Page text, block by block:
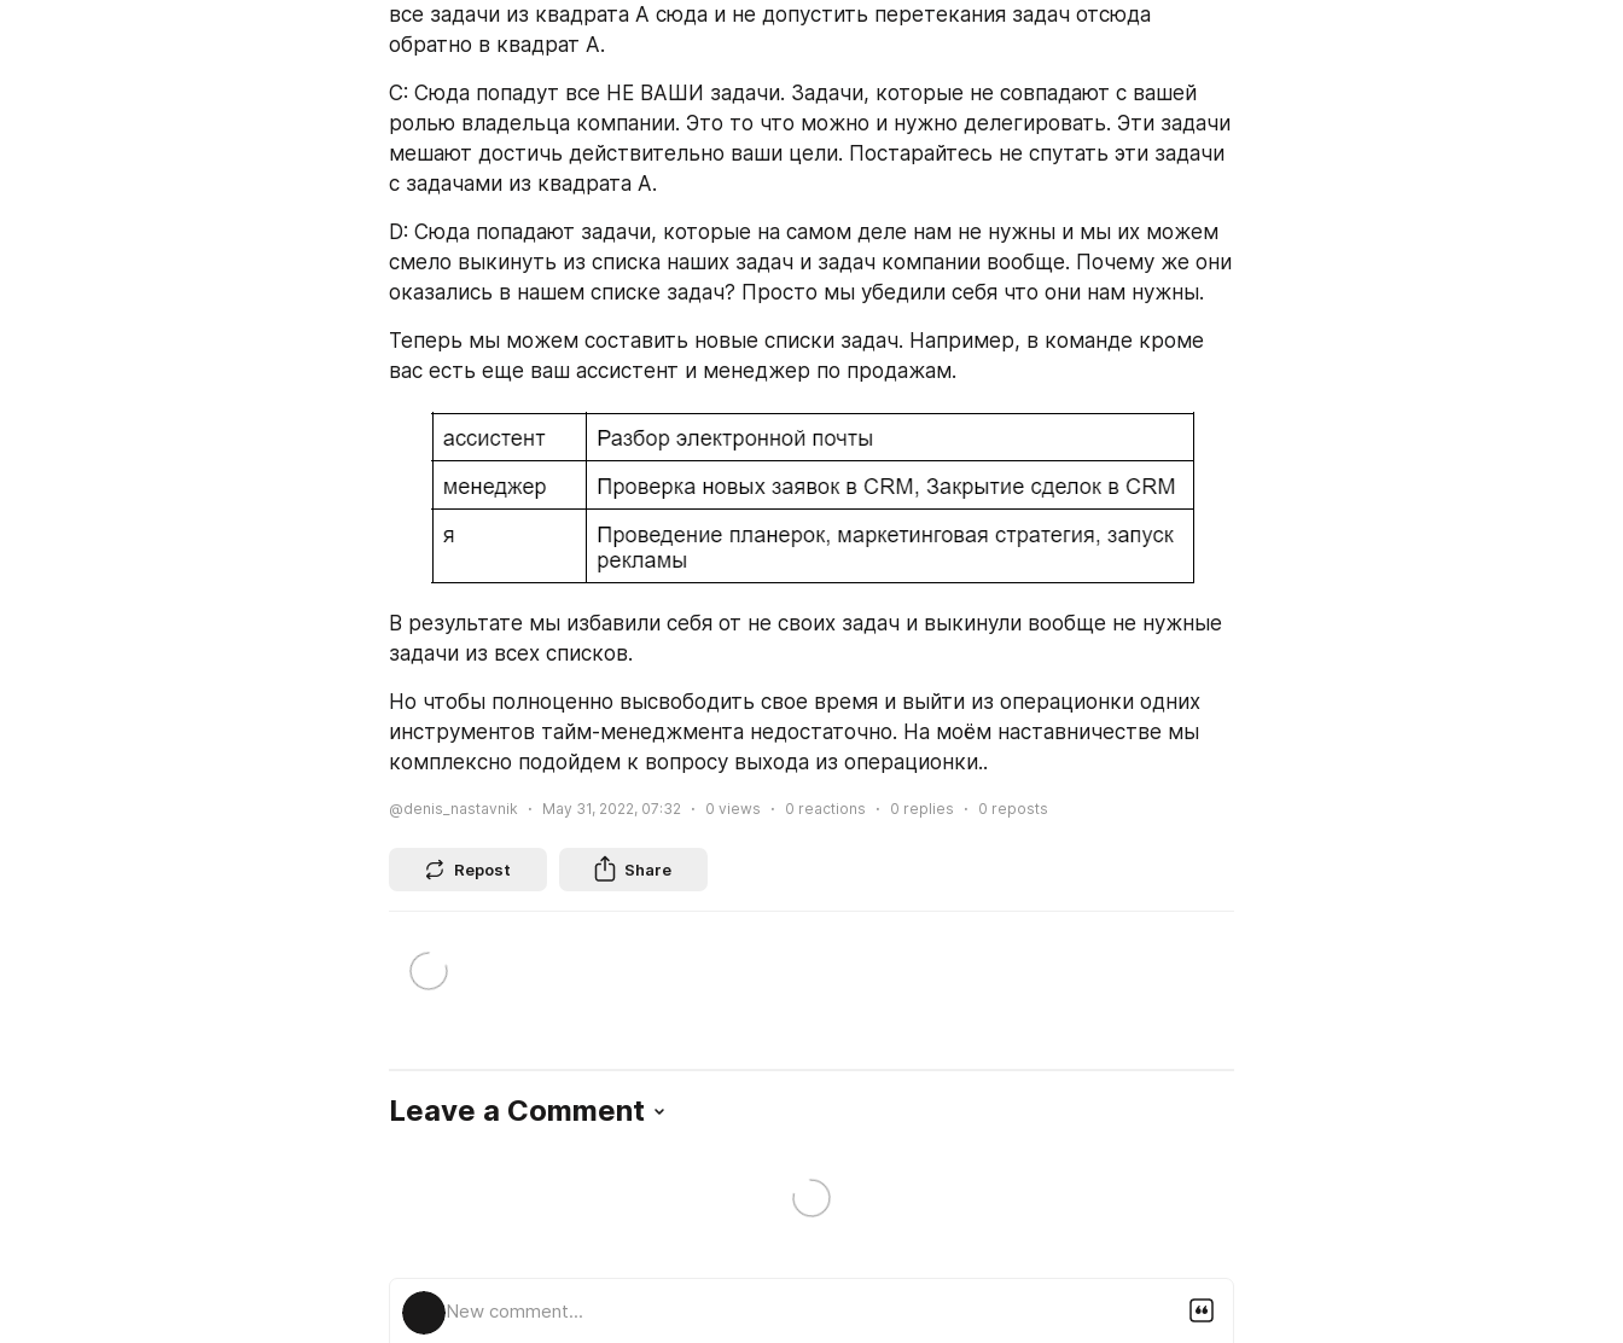
все задачи из квадрата A сюда и не допустить перетекания задач отсюда
обратно в квадрат A.
C: Сюда попадут все НЕ ВАШИ задачи. Задачи, которые не совпадают с вашей
ролью владельца компании. Это то что можно и нужно делегировать. Эти задачи
мешают достичь действительно ваши цели. Постарайтесь не спутать эти задачи
с задачами из квадрата A.
D: Сюда попадают задачи, которые на самом деле нам не нужны и мы их можем
смело выкинуть из списка наших задач и задач компании вообще. Почему же они
оказались в нашем списке задач? Просто мы убедили себя что они нам нужны.
Теперь мы можем составить новые списки задач. Например, в команде кроме
вас есть еще ваш ассистент и менеджер по продажам.
В результате мы избавили себя от не своих задач и выкинули вообще не нужные
задачи из всех списков.
Но чтобы полноценно высвободить свое время и выйти из операционки одних
инструментов тайм-менеджмента недостаточно. На моём наставничестве мы
комплексно подойдем к вопросу выхода из операционки..
@denis_nastavnik May 31, 2022, 07:32 0 views 0 reactions 0 replies 0 reposts
Repost Share
Leave a Comment